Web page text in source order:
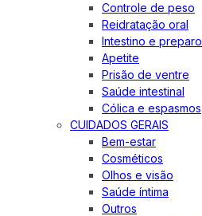
Controle de peso
Reidratação oral
Intestino e preparo
Apetite
Prisão de ventre
Saúde intestinal
Cólica e espasmos
CUIDADOS GERAIS
Bem-estar
Cosméticos
Olhos e visão
Saúde íntima
Outros